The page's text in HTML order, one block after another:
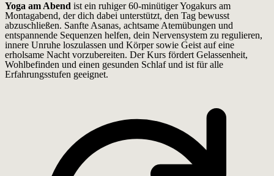
Yoga am Abend ist ein ruhiger 60-minütiger Yogakurs am
Montagabend, der dich dabei unterstützt, den Tag bewusst
abzuschließen. Sanfte Asanas, achtsame Atemübungen und
entspannende Sequenzen helfen, dein Nervensystem zu regulieren,
innere Unruhe loszulassen und Körper sowie Geist auf eine
erholsame Nacht vorzubereiten. Der Kurs fördert Gelassenheit,
Wohlbefinden und einen gesunden Schlaf und ist für alle
Erfahrungsstufen geeignet.